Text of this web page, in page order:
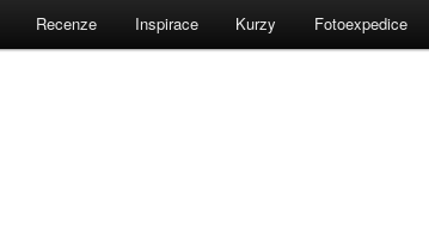
Recenze Inspirace Kurzy Fotoexpedice